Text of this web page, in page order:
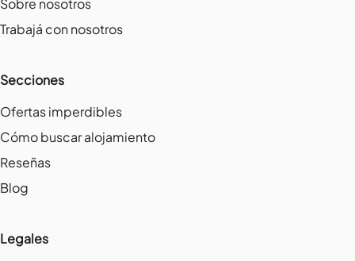
Sobre nosotros
Trabajá con nosotros
Secciones
Ofertas imperdibles
Cómo buscar alojamiento
Reseñas
Blog
Legales